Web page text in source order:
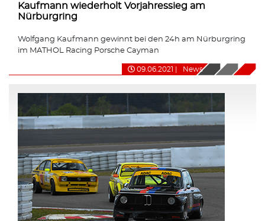
Kaufmann wiederholt Vorjahressieg am
Nürburgring
Wolfgang Kaufmann gewinnt bei den 24h am Nürburgring
im MATHOL Racing Porsche Cayman
09.06.2021 News